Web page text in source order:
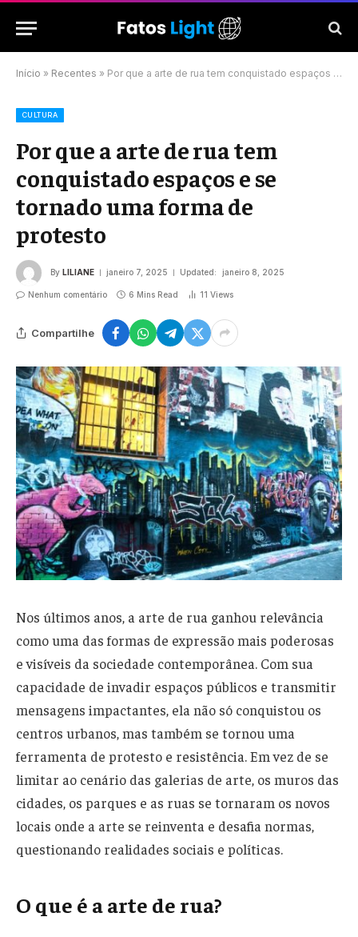
Início » Recentes » Por que a arte de rua tem conquistado espaços e se tornado uma forma de protesto
CULTURA
Por que a arte de rua tem
conquistado espaços e se
tornado uma forma de
protesto
By LILIANE janeiro 7, 2025 Updated: janeiro 8, 2025
Nenhum comentário 6 Mins Read 11 Views
Compartilhe
Nos últimos anos, a arte de rua ganhou relevância
como uma das formas de expressão mais poderosas
e visíveis da sociedade contemporânea. Com sua
capacidade de invadir espaços públicos e transmitir
mensagens impactantes, ela não só conquistou os
centros urbanos, mas também se tornou uma
ferramenta de protesto e resistência. Em vez de se
limitar ao cenário das galerias de arte, os muros das
cidades, os parques e as ruas se tornaram os novos
locais onde a arte se reinventa e desafia normas,
questionando realidades sociais e políticas.
O que é a arte de rua?